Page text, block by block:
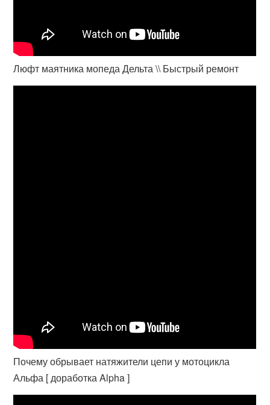
Люфт маятника мопеда Дельта \\ Быстрый ремонт
Почему обрывает натяжители цепи у мотоцикла
Альфа [ доработка Alpha ]